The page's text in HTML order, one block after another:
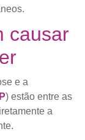
causar
e a
) estão entre as
a